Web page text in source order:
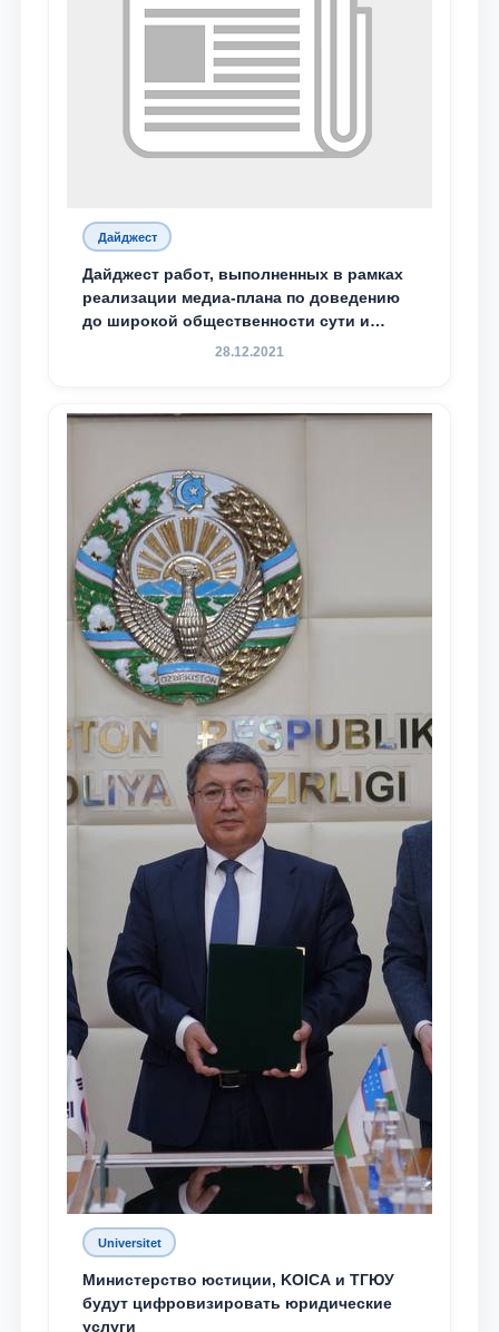
Дайджест
Дайджест работ, выполненных в рамках
реализации медиа-плана по доведению
до широкой общественности сути и
содержания задач, определённых в
Мажлису и народу Узбекистана
28.12.2021
Universitet
Министерство юстиции, KOICA и ТГЮУ
будут цифровизировать юридические
услуги